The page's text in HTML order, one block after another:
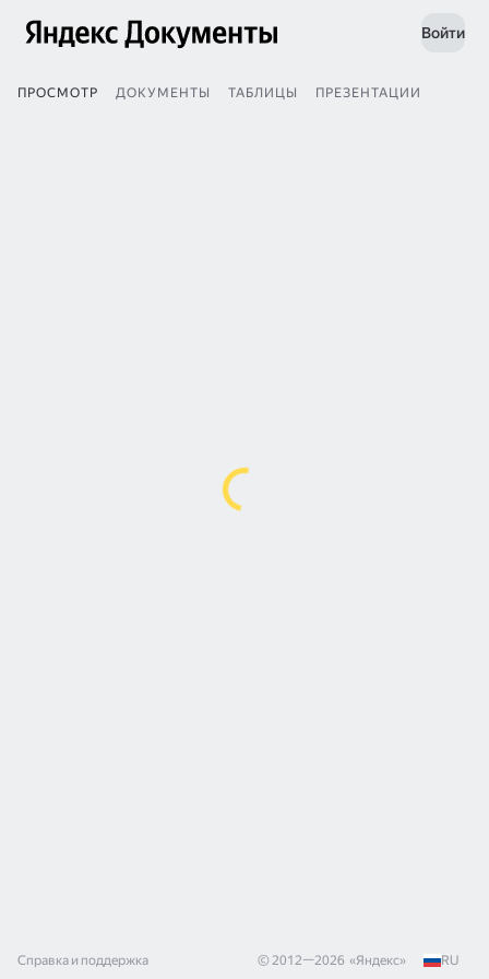
Войти
ПРОСМОТР ДОКУМЕНТЫ ТАБЛИЦЫ ПРЕЗЕНТАЦИИ
Справка и поддержка © 2012—2026 «Яндекс» RU